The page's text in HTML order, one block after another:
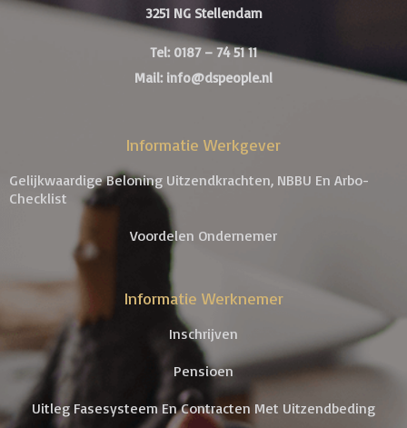
3251 NG Stellendam
Tel: 0187 – 74 51 11
Mail: info@dspeople.nl
Informatie Werkgever
Gelijkwaardige Beloning Uitzendkrachten, NBBU En Arbo-
Checklist
Voordelen Ondernemer
Informatie Werknemer
Inschrijven
Pensioen
Uitleg Fasesysteem En Contracten Met Uitzendbeding